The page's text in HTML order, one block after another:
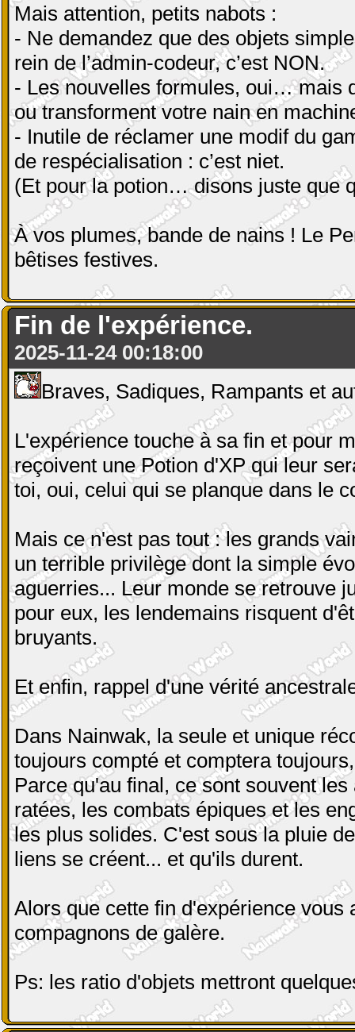
Mais attention, petits nabots :
- Ne demandez que des objets
rein de l’admin-codeur, c’est NON.
- Les nouvelles formules, oui… mais
ou transforment votre nain en
- Inutile de réclamer une modif du
de respécialisation : c’est niet.
(Et pour la potion… disons juste que
À vos plumes, bande de nains ! Le
bêtises festives.
Fin de l'expérience.
2025-11-24 00:18:00
Braves, Sadiques, Rampants et
L'expérience touche à sa fin et pour
reçoivent une Potion d'XP qui leur
toi, oui, celui qui se planque dans le
Mais ce n'est pas tout : les grands
un terrible privilège dont la simple
aguerries... Leur monde se retrouve
pour eux, les lendemains risquent
bruyants.
Et enfin, rappel d'une vérité
Dans Nainwak, la seule et unique
toujours compté et comptera
Parce qu'au final, ce sont souvent
ratées, les combats épiques et les
les plus solides. C'est sous la pluie
liens se créent... et qu'ils durent.
Alors que cette fin d'expérience vous
compagnons de galère.
Ps: les ratio d'objets mettront